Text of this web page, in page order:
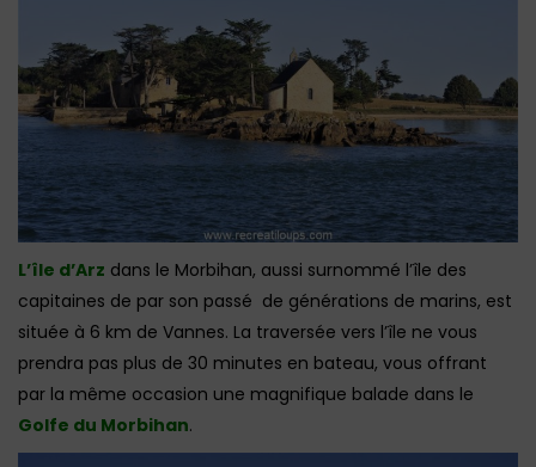
L’île d’Arz dans le Morbihan, aussi surnommé l’île des
capitaines de par son passé de générations de marins, est
située à 6 km de Vannes. La traversée vers l’île ne vous
prendra pas plus de 30 minutes en bateau, vous offrant
par la même occasion une magnifique balade dans le
Golfe du Morbihan.